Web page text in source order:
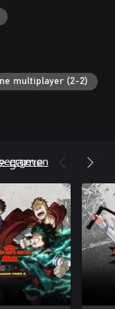
multiplayer (2-2)
game